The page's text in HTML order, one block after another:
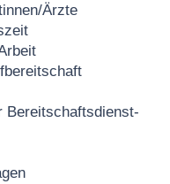
Ärzte
Bereitschaftsdienst-